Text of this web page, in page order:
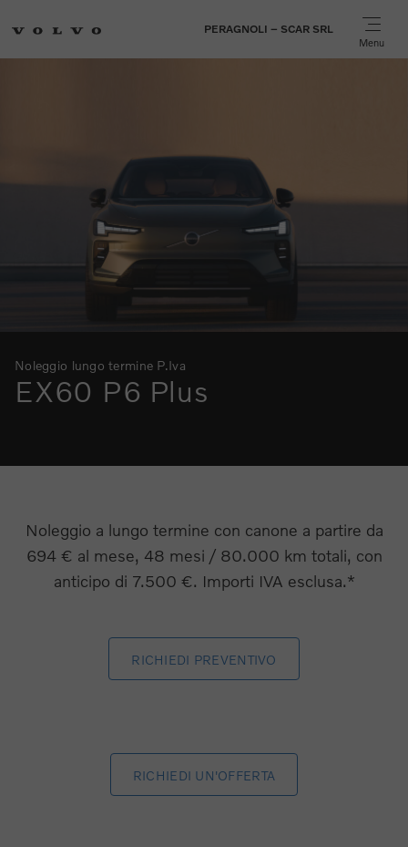
PERAGNOLI – SCAR SRL
Menu
Noleggio lungo termine P.Iva
EX60 P6 Plus
Noleggio a lungo termine con canone a partire da
694 € al mese, 48 mesi / 80.000 km totali, con
anticipo di 7.500 €. Importi IVA esclusa.*
RICHIEDI PREVENTIVO
RICHIEDI UN'OFFERTA